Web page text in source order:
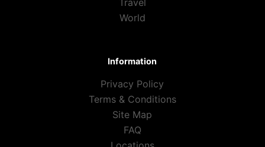
Travel
World
Information
Privacy Policy
Terms & Conditions
Site Map
FAQ